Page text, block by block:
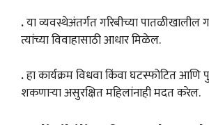
.या व्यवस्थेअंतर्गत गरिबीच्या पातळीखालील
त्यांच्या विवाहासाठी आधार मिळेल.
.हा कार्यक्रम विधवा किंवा घटस्फोटित आणि
शकणाऱ्या असुरक्षित महिलांनाही मदत करेल.